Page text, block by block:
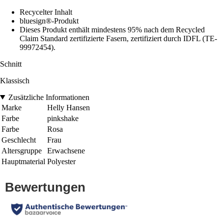
Recycelter Inhalt
bluesign®-Produkt
Dieses Produkt enthält mindestens 95% nach dem Recycled
Claim Standard zertifizierte Fasern, zertifiziert durch IDFL (TE-
99972454).
Schnitt
Klassisch
Zusätzliche Informationen
Marke
Helly Hansen
Farbe
pinkshake
Farbe
Rosa
Geschlecht
Frau
Altersgruppe
Erwachsene
Hauptmaterial Polyester